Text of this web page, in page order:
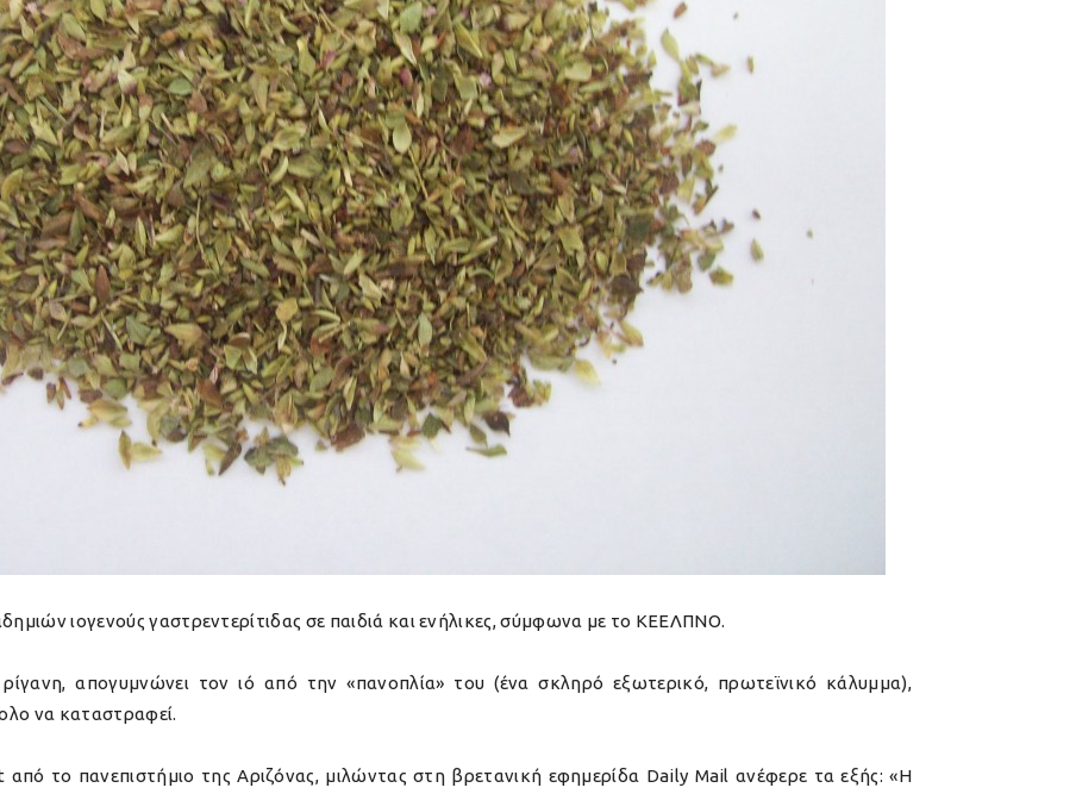
ιογενούς γαστρεντερίτιδας σε παιδιά και ενήλικες, σύμφωνα με το ΚΕΕΛΠΝΟ.
απογυμνώνει τον ιό από την «πανοπλία» του (ένα σκληρό εξωτερικό, πρωτεϊνικό κάλυμμα),
να καταστραφεί.
το πανεπιστήμιο της Αριζόνας, μιλώντας στη βρετανική εφημερίδα Daily Mail ανέφερε τα εξής: «Η